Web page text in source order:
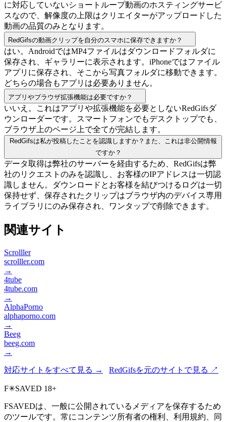
に対応していないショートループ動画のホスティングサービ
スなので、解像度の上限はクリエイターがアップロードした
動画の品質のみとなります。
RedGifsの動画クリップを自分のスマホに保存できますか？
はい。AndroidではMP4ファイルはダウンロードフォルダに
保存され、ギャラリーに表示されます。iPhoneではファイル
アプリに保存され、そこから写真フォルダに移動できます。
どちらの場合もアプリは必要ありません。
アプリやブラウザ拡張機能は必要ですか？
いいえ。これはアプリや拡張機能を必要としないRedGifsダ
ウンローダーです。スマートフォンでもデスクトップでも、
ブラウザ上のページ上で全てが完結します。
RedGifsは私が投稿したことを認識しますか？また、これは非公開情報
ですか？
データ取得は弊社のサーバーを経由するため、RedGifsは弊
社のリクエストのみを認識し、お客様のIPアドレスは一切認
識しません。ダウンロードとお客様を結びつけるログは一切
保持せず、保存されたクリップはブラウザ内のデバイス専用
ライブラリにのみ保存され、ワンタップで削除できます。
関連サイト
Scrolller
scrolller.com
→
4tube
4tube.com
→
AlphaPorno
alphaporno.com
→
Beeg
beeg.com
→
対応サイトをすべて見る → RedGifsを元のサイトで見る ↗
F✳SAVED 18+
FSAVEDは、一般に公開されているメディアを保存するため
のツールです。常にコンテンツ所有者の権利、利用規約、同